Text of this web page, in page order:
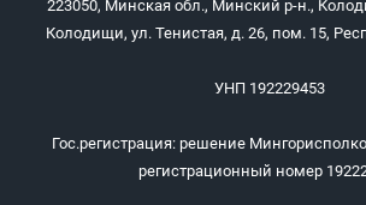
223050, Минская обл., Минский р-н.,
Колодищи, ул. Тенистая, д. 26, пом. 15,
УНП 192229453
Гос.регистрация: решение
регистрационный номер